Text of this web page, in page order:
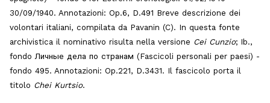
30/09/1940. Annotazioni: Op.6, D.491 Breve descrizione dei
volontari italiani, compilata da Pavanin (C). In questa fonte
archivistica il nominativo risulta nella versione Cei Cunzio; Ib.,
fondo Личные дела по странам (Fascicoli personali per paesi) -
fondo 495. Annotazioni: Op.221, D.3431. Il fascicolo porta il
titolo Chei Kurtsio.